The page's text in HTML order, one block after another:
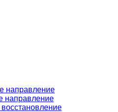
направление
направление